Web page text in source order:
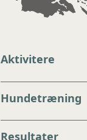
Aktivitere
Hundetræning
Resultater